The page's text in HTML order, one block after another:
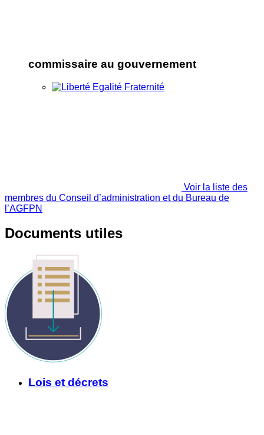
commissaire au gouvernement
Voir la liste des
membres du Conseil d’administration et du Bureau de
l’AGFPN
Documents utiles
Lois et décrets